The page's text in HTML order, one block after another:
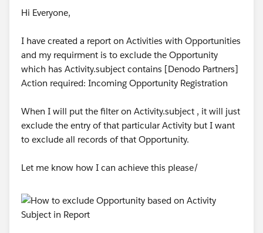
Hi Everyone,
I have created a report on Activities with Opportunities
and my requirment is to exclude the Opportunity
which has Activity.subject contains [Denodo Partners]
Action required: Incoming Opportunity Registration
When I will put the filter on Activity.subject , it will just
exclude the entry of that particular Activity but I want
to exclude all records of that Opportunity.
Let me know how I can achieve this please/